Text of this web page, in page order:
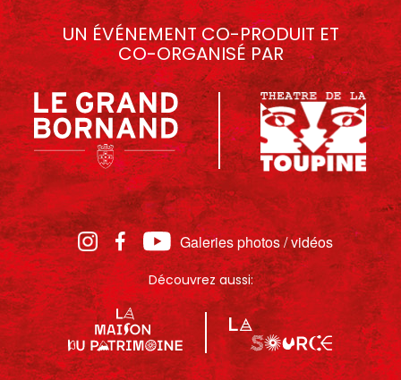
UN ÉVÉNEMENT CO-PRODUIT ET
CO-ORGANISÉ PAR
Galeries photos / vidéos
Découvrez aussi: